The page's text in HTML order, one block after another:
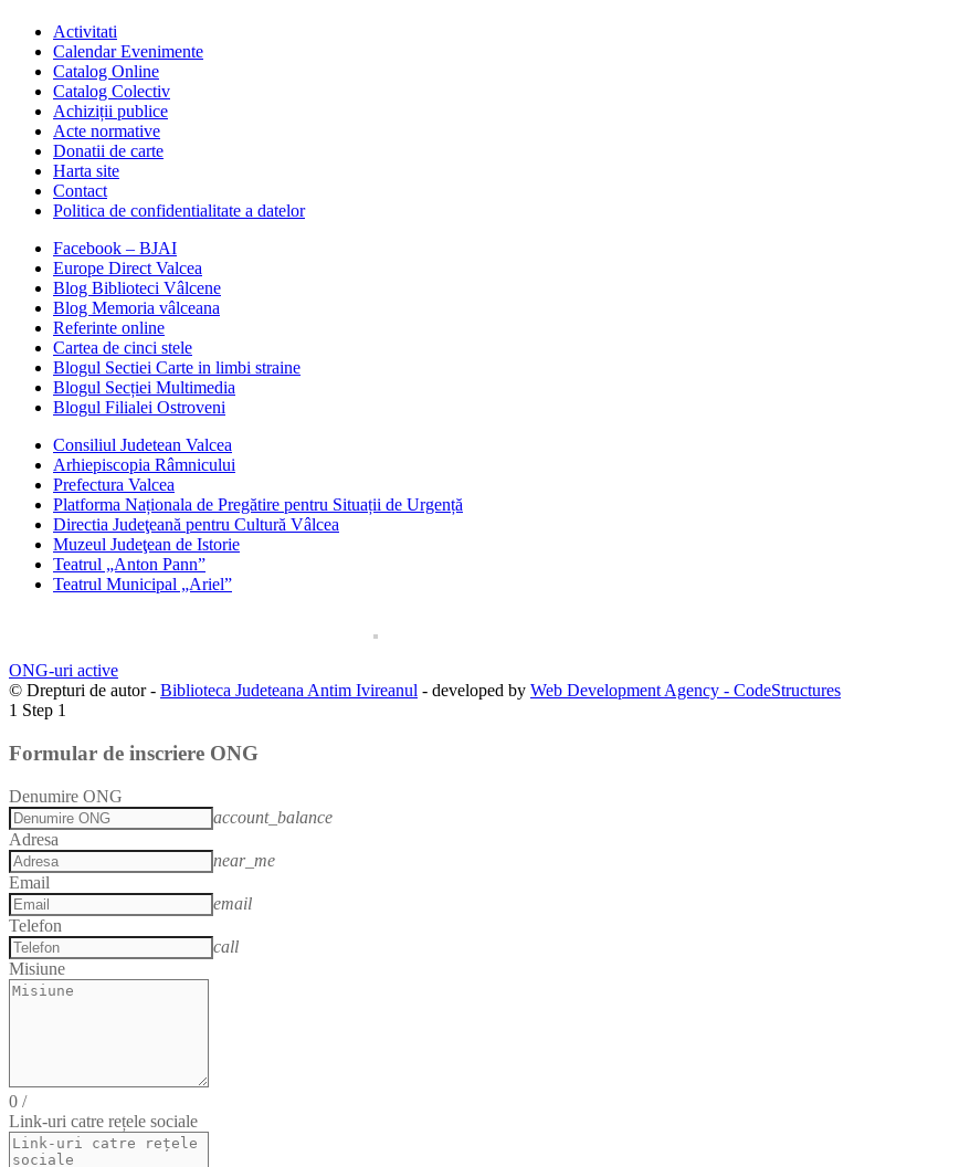
Activitati
Calendar Evenimente
Catalog Online
Catalog Colectiv
Achiziții publice
Acte normative
Donatii de carte
Harta site
Contact
Politica de confidentialitate a datelor
Facebook – BJAI
Europe Direct Valcea
Blog Biblioteci Vâlcene
Blog Memoria vâlceana
Referinte online
Cartea de cinci stele
Blogul Sectiei Carte in limbi straine
Blogul Secției Multimedia
Blogul Filialei Ostroveni
Consiliul Judetean Valcea
Arhiepiscopia Râmnicului
Prefectura Valcea
Platforma Naționala de Pregătire pentru Situații de Urgență
Directia Judeţeană pentru Cultură Vâlcea
Muzeul Judeţean de Istorie
Teatrul „Anton Pann”
Teatrul Municipal „Ariel”
ONG-uri active
© Drepturi de autor - Biblioteca Judeteana Antim Ivireanul - developed by Web Development Agency - CodeStructures
1 Step 1
Formular de inscriere ONG
Denumire ONG
account_balance
Adresa
near_me
Email
email
Telefon
call
Misiune
0 /
Link-uri catre rețele sociale